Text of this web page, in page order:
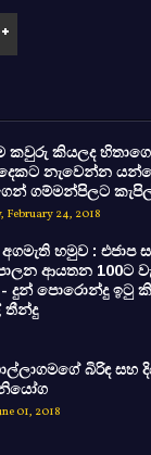
කවුරු කියලද
නැවෙන්න
ගම්මන්පිලට
February 24, 2018
හමුව : එජාප
ආයතන 100ට
දුන් පොරොන්දු ඉටු
තීන්දු
බිරිඳ සහ
01, 2018